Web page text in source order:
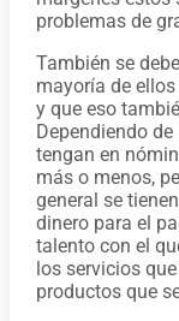
problemas de
También se
mayoría de
y que eso
Dependiendo
tengan en
más o menos,
general se
dinero para el
talento con el
los servicios
productos que